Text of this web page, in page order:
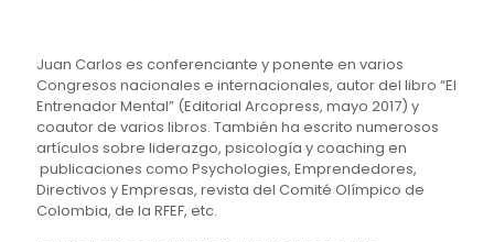
Juan Carlos es conferenciante y ponente en varios
Congresos nacionales e internacionales, autor del libro “El
Entrenador Mental” (Editorial Arcopress, mayo 2017) y
coautor de varios libros. También ha escrito numerosos
artículos sobre liderazgo, psicología y coaching en
publicaciones como Psychologies, Emprendedores,
Directivos y Empresas, revista del Comité Olímpico de
Colombia, de la RFEF, etc.